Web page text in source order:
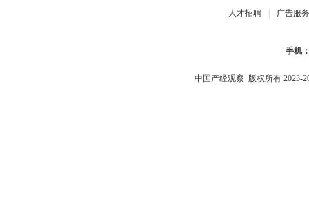
人才招聘 | 广告服务
手机
中国产经观察 版权所有 2023-